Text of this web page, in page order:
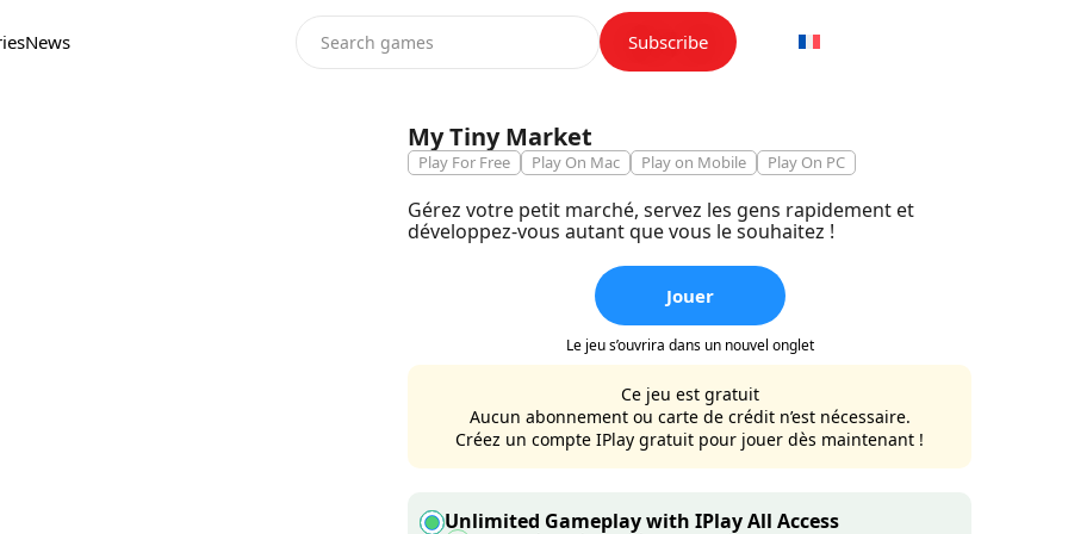
News Subscribe
My Tiny Market
Play For Free Play On Mac Play on Mobile Play On PC
Unlimited Gameplay with IPlay All Access
Gérez votre petit marché, servez les gens rapidement et
développez-vous autant que vous le souhaitez !
Jouer
Le jeu s’ouvrira dans un nouvel onglet
Ce jeu est gratuit
Aucun abonnement ou carte de crédit n’est nécessaire.
Créez un compte IPlay gratuit pour jouer dès maintenant !